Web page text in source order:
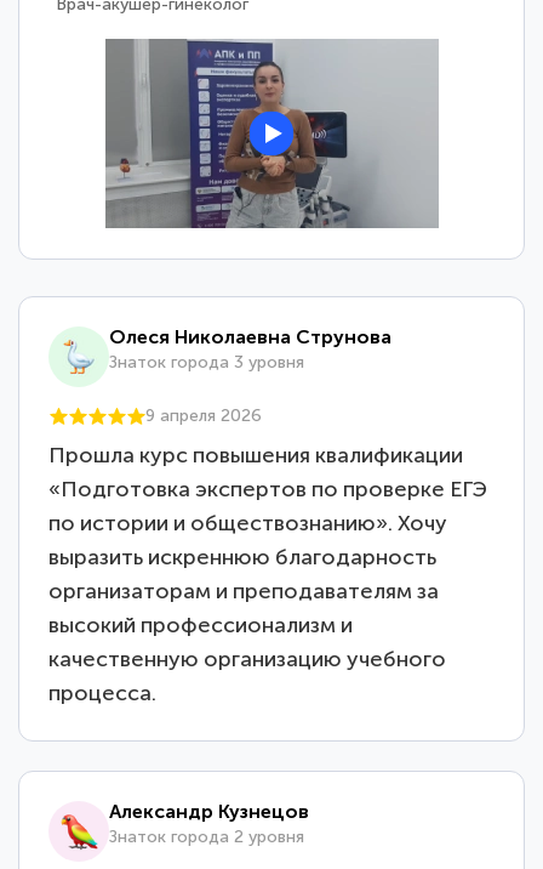
Врач-акушер-гинеколог
Олеся Николаевна Струнова
Знаток города 3 уровня
9 апреля 2026
Прошла курс повышения квалификации
«Подготовка экспертов по проверке ЕГЭ
по истории и обществознанию». Хочу
выразить искреннюю благодарность
организаторам и преподавателям за
высокий профессионализм и
качественную организацию учебного
процесса.
Александр Кузнецов
Знаток города 2 уровня